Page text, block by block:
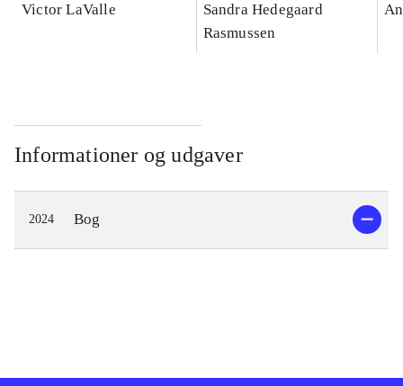
Victor LaValle
Sandra Hedegaard
Rasmussen
Informationer og udgaver
2024 Bog